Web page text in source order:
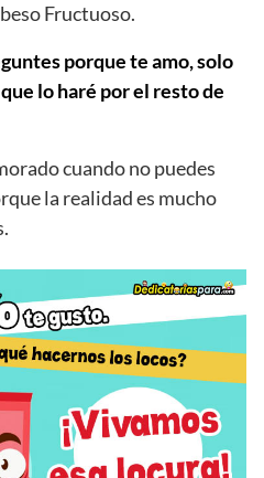
Fructuoso.
porque te amo, solo
lo haré por el resto de
cuando no puedes
la realidad es mucho